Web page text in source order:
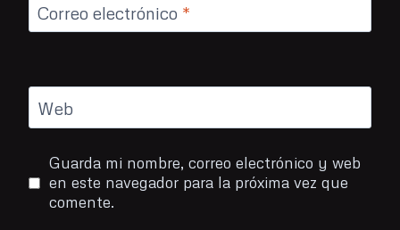
Correo electrónico *
Web
Guarda mi nombre, correo electrónico y web
en este navegador para la próxima vez que
comente.